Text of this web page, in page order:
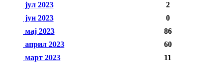
јул 2023
2
јун 2023
0
мај 2023
86
април 2023
60
март 2023
11